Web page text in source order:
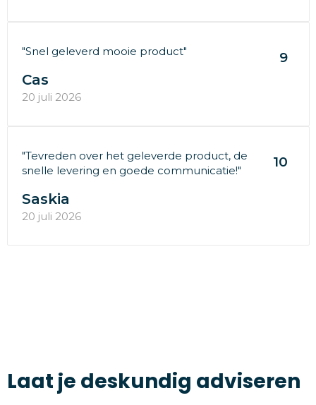
"Snel geleverd mooie product" 9
Cas
20 juli 2026
"Tevreden over het geleverde product, de
snelle levering en goede communicatie!"
10
Saskia
20 juli 2026
Laat je deskundig adviseren